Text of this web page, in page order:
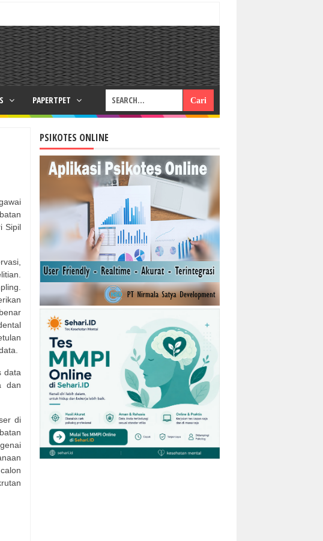
PAPERTPET
Sipil
data
dan
di
PSIKOTES ONLINE